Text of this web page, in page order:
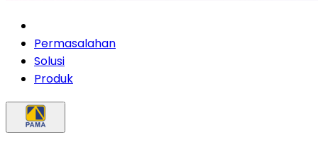
Permasalahan
Solusi
Produk